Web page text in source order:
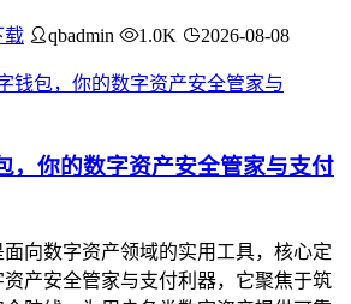
载 qbadmin 1.0K 2026-08-08
，你的数字资产安全管家与支付
面向数字资产领域的实用工具，核心定
产安全管家与支付利器，它聚焦于筑